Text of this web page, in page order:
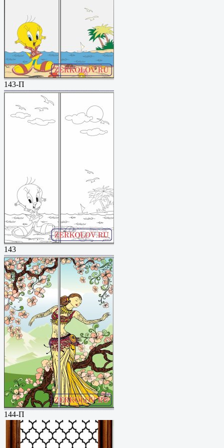
143-П
143
144-П